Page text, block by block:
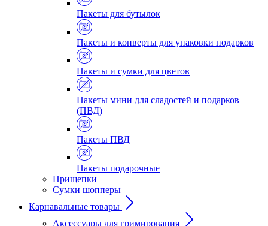
Пакеты для бутылок
Пакеты и конверты для упаковки подарков
Пакеты и сумки для цветов
Пакеты мини для сладостей и подарков
(ПВД)
Пакеты ПВД
Пакеты подарочные
Прищепки
Сумки шопперы
Карнавальные товары
Аксессуары для гримирования